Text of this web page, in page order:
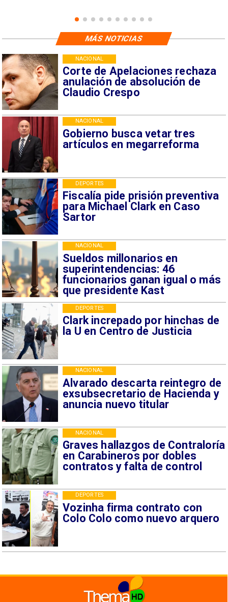
Corte de Apelaciones rechaza
anulación de absolución de
Claudio Crespo
NACIONAL
Gobierno busca vetar tres
artículos en megarreforma
NACIONAL
Fiscalía pide prisión preventiva
para Michael Clark en Caso
Sartor
DEPORTES
Sueldos millonarios en
superintendencias: 46
funcionarios ganan igual o más
que presidente Kast
NACIONAL
Clark increpado por hinchas de
la U en Centro de Justicia
DEPORTES
Alvarado descarta reintegro de
exsubsecretario de Hacienda y
anuncia nuevo titular
NACIONAL
Graves hallazgos de Contraloría
en Carabineros por dobles
contratos y falta de control
NACIONAL
Vozinha firma contrato con
Colo Colo como nuevo arquero
DEPORTES
MÁS NOTICIAS